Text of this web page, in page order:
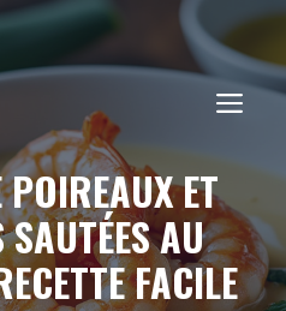
POIREAUX ET
SAUTÉES AU
FACILE